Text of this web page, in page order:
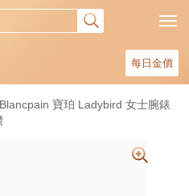
每日金價
Blancpain 寶珀 Ladybird 女士腕錶